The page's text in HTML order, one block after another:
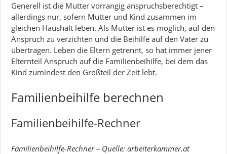
Generell ist die Mutter vorrangig anspruchsberechtigt –
allerdings nur, sofern Mutter und Kind zusammen im
gleichen Haushalt leben. Als Mutter ist es möglich, auf den
Anspruch zu verzichten und die Beihilfe auf den Vater zu
übertragen. Leben die Eltern getrennt, so hat immer jener
Elternteil Anspruch auf die Familienbeihilfe, bei dem das
Kind zumindest den Großteil der Zeit lebt.
Familienbeihilfe berechnen
Familienbeihilfe-Rechner
Familienbeihilfe-Rechner – Quelle: arbeiterkammer.at